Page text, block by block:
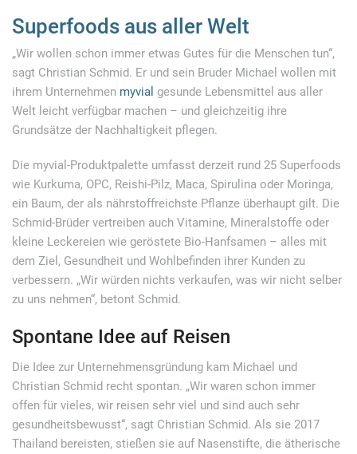
Superfoods aus aller Welt
„Wir wollen schon immer etwas Gutes für die Menschen tun“,
sagt Christian Schmid. Er und sein Bruder Michael wollen mit
ihrem Unternehmen myvial gesunde Lebensmittel aus aller
Welt leicht verfügbar machen – und gleichzeitig ihre
Grundsätze der Nachhaltigkeit pflegen.
Die myvial-Produktpalette umfasst derzeit rund 25 Superfoods
wie Kurkuma, OPC, Reishi-Pilz, Maca, Spirulina oder Moringa,
ein Baum, der als nährstoffreichste Pflanze überhaupt gilt. Die
Schmid-Brüder vertreiben auch Vitamine, Mineralstoffe oder
kleine Leckereien wie geröstete Bio-Hanfsamen – alles mit
dem Ziel, Gesundheit und Wohlbefinden ihrer Kunden zu
verbessern. „Wir würden nichts verkaufen, was wir nicht selber
zu uns nehmen“, betont Schmid.
Spontane Idee auf Reisen
Die Idee zur Unternehmensgründung kam Michael und
Christian Schmid recht spontan. „Wir waren schon immer
offen für vieles, wir reisen sehr viel und sind auch sehr
gesundheitsbewusst“, sagt Christian Schmid. Als sie 2017
Thailand bereisten, stießen sie auf Nasenstifte, die ätherische